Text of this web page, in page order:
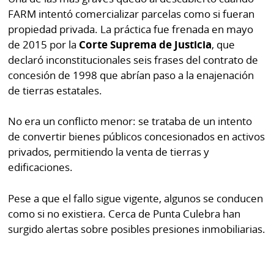
FARM intentó comercializar parcelas como si fueran
propiedad privada. La práctica fue frenada en mayo
de 2015 por la Corte Suprema de Justicia, que
declaró inconstitucionales seis frases del contrato de
concesión de 1998 que abrían paso a la enajenación
de tierras estatales.
No era un conflicto menor: se trataba de un intento
de convertir bienes públicos concesionados en activos
privados, permitiendo la venta de tierras y
edificaciones.
Pese a que el fallo sigue vigente, algunos se conducen
como si no existiera. Cerca de Punta Culebra han
surgido alertas sobre posibles presiones inmobiliarias.